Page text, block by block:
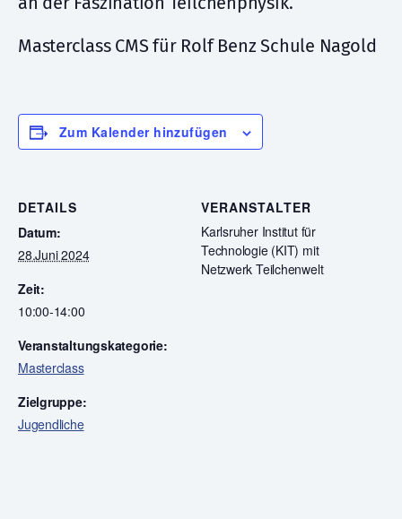
Masterclass CMS für Rolf Benz Schule Nagold
Zum Kalender hinzufügen
DETAILS
Datum:
28.Juni 2024
Zeit:
10:00-14:00
Veranstaltungskategorie:
Masterclass
Zielgruppe:
Jugendliche
VERANSTALTER
Karlsruher Institut für
Technologie (KIT) mit
Netzwerk Teilchenwelt